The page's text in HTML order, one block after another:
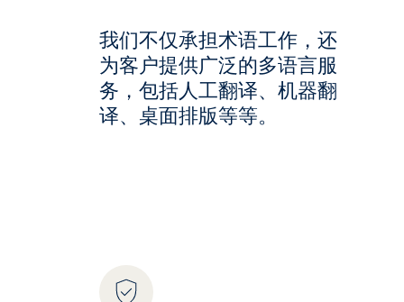
我们不仅承担术语工作，还
为客户提供广泛的多语言服
务，包括人工翻译、机器翻
译、桌面排版等等。